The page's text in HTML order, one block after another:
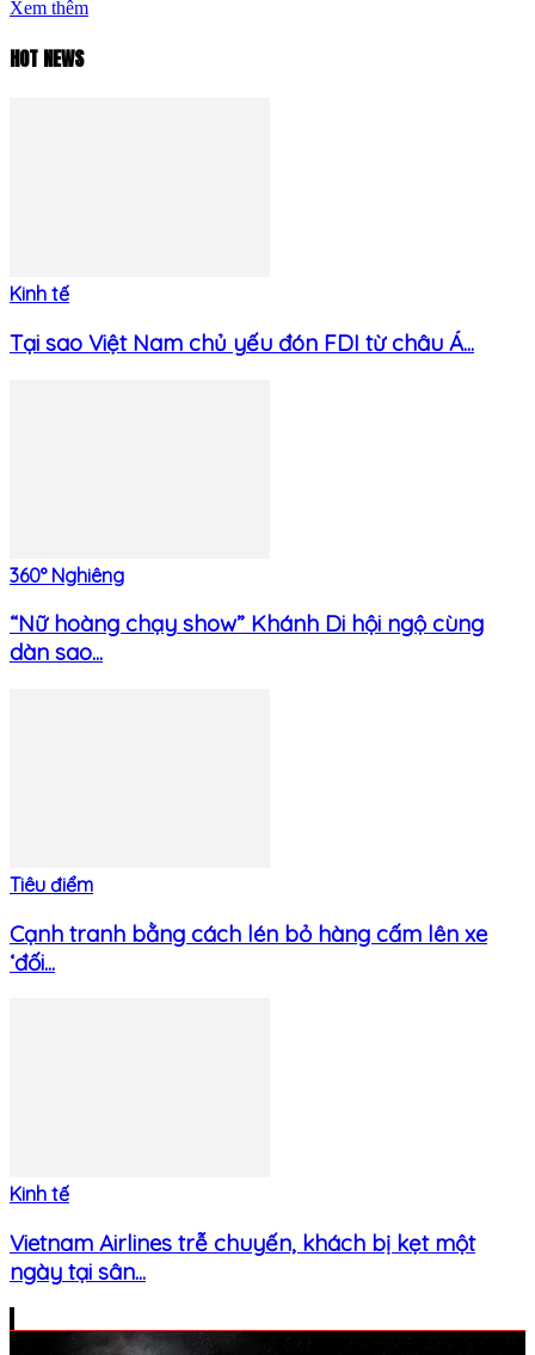
Xem thêm
HOT NEWS
Kinh tế
Tại sao Việt Nam chủ yếu đón FDI từ châu Á...
360° Nghiêng
“Nữ hoàng chạy show” Khánh Di hội ngộ cùng
dàn sao...
Tiêu điểm
Cạnh tranh bằng cách lén bỏ hàng cấm lên xe
‘đối...
Kinh tế
Vietnam Airlines trễ chuyến, khách bị kẹt một
ngày tại sân...